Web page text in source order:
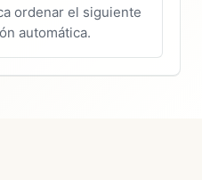
ordenar el siguiente
automática.